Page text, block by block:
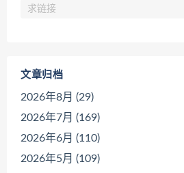
求链接
文章归档
2026年8月 (29)
2026年7月 (169)
2026年6月 (110)
2026年5月 (109)